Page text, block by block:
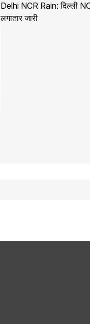
Delhi NCR Rain: दिल्ली
लगातार जारी